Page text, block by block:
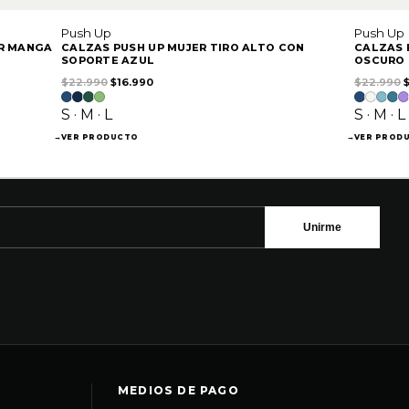
MANGA
→
Push Up
CALZAS PUSH UP MUJER TIRO ALTO CON
SOPORTE AZUL
$22.990 El precio original era: $22.990.
$16.990El precio actual es: $16.990.
S · M · L
VER PRODUCTO →
Push Up
CALZAS
OSCURO
$22.990 $
S · M · L
VER
Unirme
MEDIOS DE PAGO